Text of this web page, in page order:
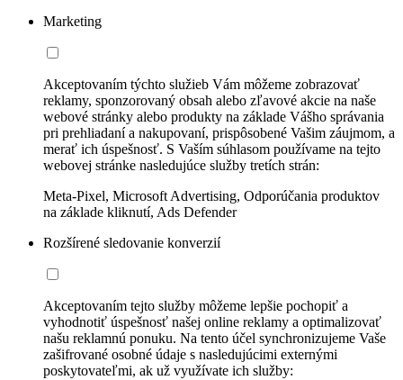
Marketing
Akceptovaním týchto služieb Vám môžeme zobrazovať
reklamy, sponzorovaný obsah alebo zľavové akcie na naše
webové stránky alebo produkty na základe Vášho správania
pri prehliadaní a nakupovaní, prispôsobené Vašim záujmom, a
merať ich úspešnosť. S Vaším súhlasom používame na tejto
webovej stránke nasledujúce služby tretích strán:
Meta-Pixel, Microsoft Advertising, Odporúčania produktov
na základe kliknutí, Ads Defender
Rozšírené sledovanie konverzií
Akceptovaním tejto služby môžeme lepšie pochopiť a
vyhodnotiť úspešnosť našej online reklamy a optimalizovať
našu reklamnú ponuku. Na tento účel synchronizujeme Vaše
zašifrované osobné údaje s nasledujúcimi externými
poskytovateľmi, ak už využívate ich služby: